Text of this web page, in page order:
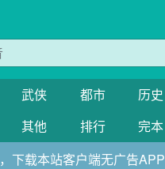
武侠 都市 历史
其他 排行 完本
下载本站客户端无广告APP